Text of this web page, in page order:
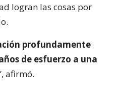
logran las cosas por
profundamente
de esfuerzo a una
afirmó.